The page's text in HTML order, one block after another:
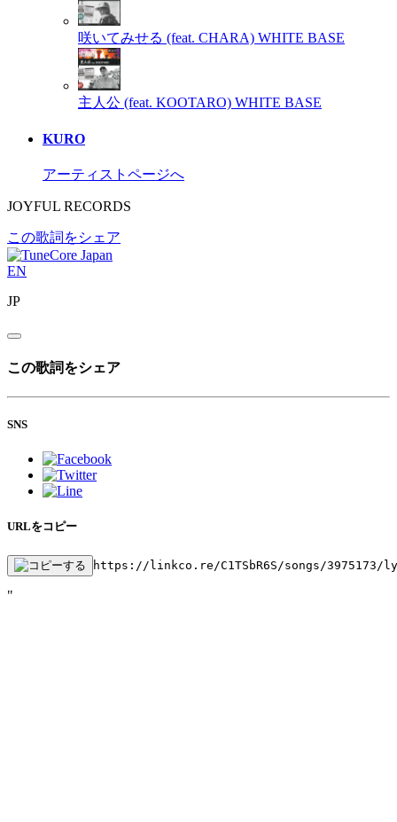
咲いてみせる (feat. CHARA) WHITE BASE
主人公 (feat. KOOTARO) WHITE BASE
KURO
アーティストページへ
JOYFUL RECORDS
この歌詞をシェア
EN
JP
この歌詞をシェア
SNS
URLをコピー
https://linkco.re/C1TSbR6S/songs/3975173/
"